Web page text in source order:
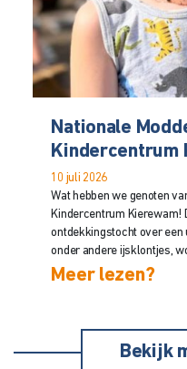
Nationale
Kindercentrum
10 juli 2026
Wat hebben we genoten
Kindercentrum Kierewam!
ontdekkingstocht over een
onder andere ijsklontjes,
Meer lezen?
Bekijk